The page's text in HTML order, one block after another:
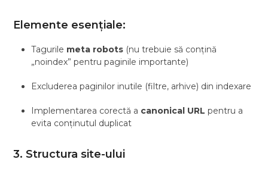
Elemente esențiale:
Tagurile meta robots (nu trebuie să conțină
„noindex” pentru paginile importante)
Excluderea paginilor inutile (filtre, arhive) din indexare
Implementarea corectă a canonical URL pentru a
evita conținutul duplicat
3. Structura site-ului